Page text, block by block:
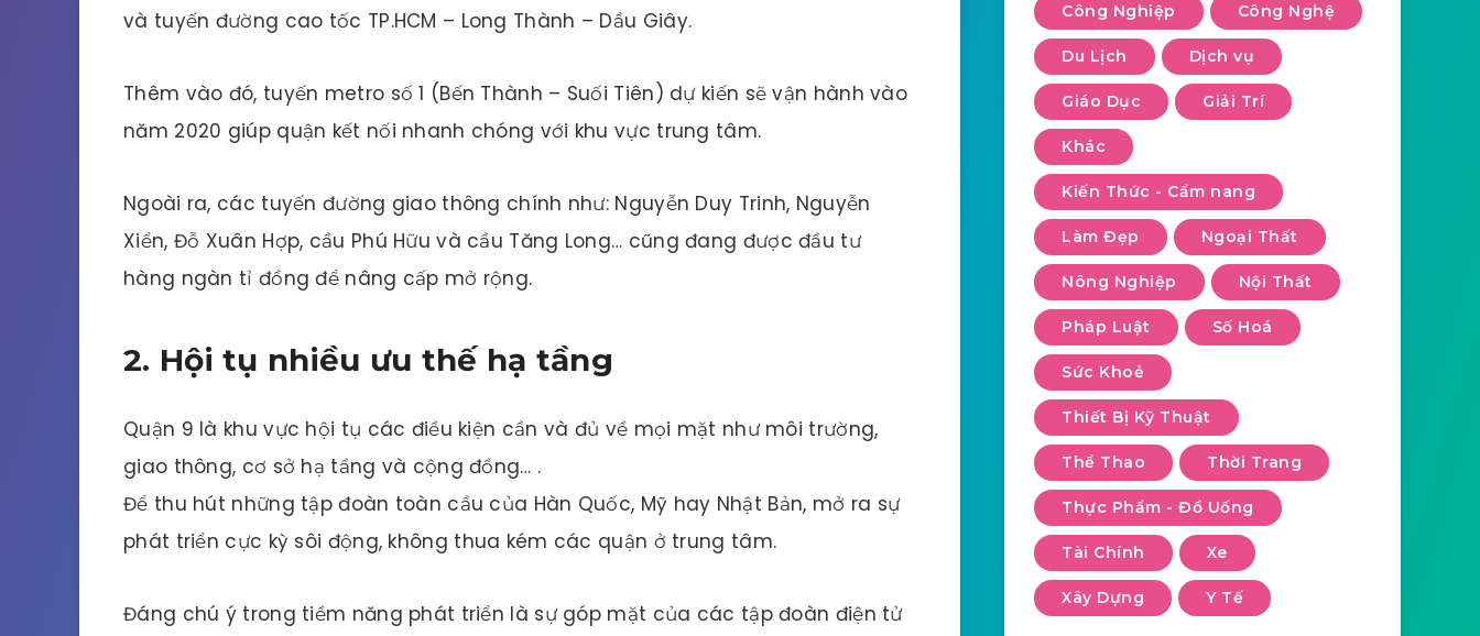
và tuyến đường cao tốc TP.HCM – Long Thành – Dầu Giây.
Thêm vào đó, tuyến metro số 1 (Bến Thành – Suối Tiên) dự kiến sẽ vận hành vào
năm 2020 giúp quận kết nối nhanh chóng với khu vực trung tâm.
Ngoài ra, các tuyến đường giao thông chính như: Nguyễn Duy Trinh, Nguyễn
Xiển, Đỗ Xuân Hợp, cầu Phú Hữu và cầu Tăng Long… cũng đang được đầu tư
hàng ngàn tỉ đồng để nâng cấp mở rộng.
2. Hội tụ nhiều ưu thế hạ tầng
Quận 9 là khu vực hội tụ các điều kiện cần và đủ về mọi mặt như môi trường,
giao thông, cơ sở hạ tầng và cộng đồng… .
Để thu hút những tập đoàn toàn cầu của Hàn Quốc, Mỹ hay Nhật Bản, mở ra sự
phát triển cực kỳ sôi động, không thua kém các quận ở trung tâm.
Đáng chú ý trong tiềm năng phát triển là sự góp mặt của các tập đoàn điện tử
Công Nghiệp Công Nghệ
Du Lịch Dịch vụ
Giáo Dục Giải Trí
Khác
Kiến Thức - Cẩm nang
Làm Đẹp Ngoại Thất
Nông Nghiệp Nội Thất
Pháp Luật Số Hoá
Sức Khoẻ
Thiết Bị Kỹ Thuật
Thể Thao Thời Trang
Thực Phẩm - Đồ Uống
Tài Chính Xe
Xây Dựng Y Tế